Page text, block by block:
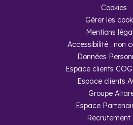
Cookies
Gérer les
Mentions
Accessibilité : non
Données
Espace clients
Espace clients
Groupe
Espace
Recrutement